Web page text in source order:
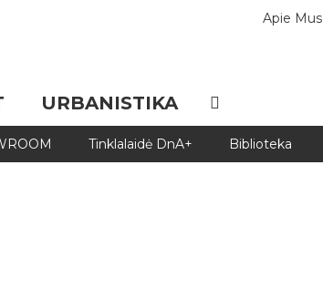
Apie Mus
URBANISTIKA
Tinklalaidė DnA+ Biblioteka